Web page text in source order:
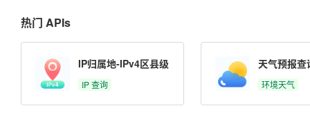
热门 APIs
IP归属地-IPv4区县级
IP 查询
天气预报查
环境天气